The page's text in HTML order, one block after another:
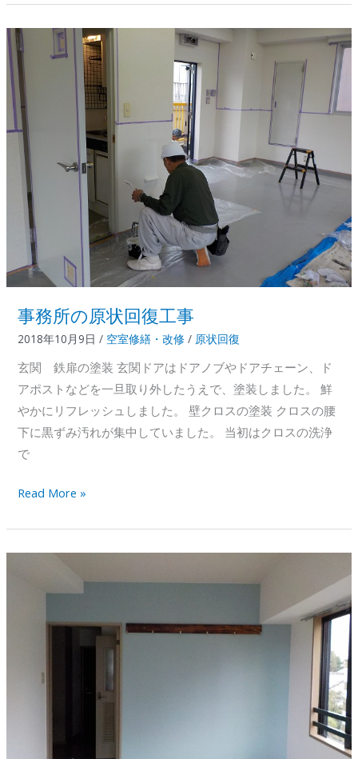
回
復
＋
α
2019.6
事務所の原状回復工事
2018年10月9日/ 空室修繕・改修 / 原状回復
玄関 鉄扉の塗装 玄関ドアはドアノブやドアチェーン、ド
アポストなどを一旦取り外したうえで、塗装しました。 鮮
やかにリフレッシュしました。 壁クロスの塗装 クロスの腰
下に黒ずみ汚れが集中していました。 当初はクロスの洗浄
で
事
の
Read More »